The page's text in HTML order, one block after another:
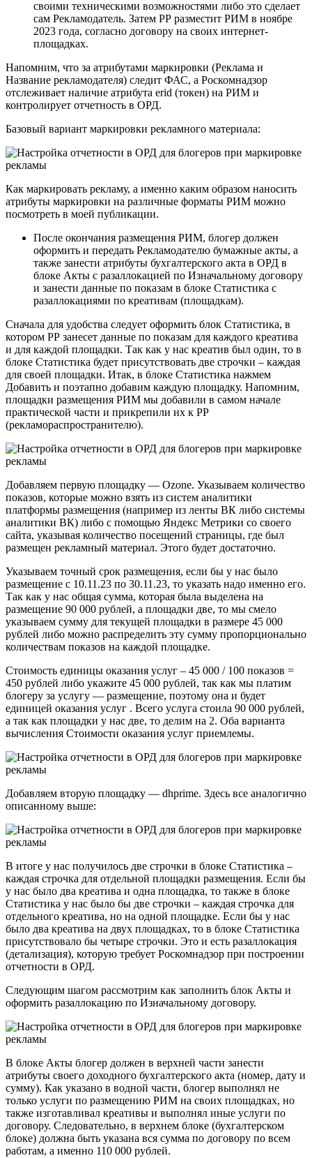
своими техническими возможностями либо это сделает
сам Рекламодатель. Затем РР разместит РИМ в ноябре
2023 года, согласно договору на своих интернет-
площадках.
Напомним, что за атрибутами маркировки (Реклама и
Название рекламодателя) следит ФАС, а Роскомнадзор
отслеживает наличие атрибута erid (токен) на РИМ и
контролирует отчетность в ОРД.
Базовый вариант маркировки рекламного материала:
Как маркировать рекламу, а именно каким образом наносить
атрибуты маркировки на различные форматы РИМ можно
посмотреть в моей публикации.
После окончания размещения РИМ, блогер должен
оформить и передать Рекламодателю бумажные акты, а
также занести атрибуты бухгалтерского акта в ОРД в
блоке Акты с разаллокацией по Изначальному договору
и занести данные по показам в блоке Статистика с
разаллокациями по креативам (площадкам).
Сначала для удобства следует оформить блок Статистика, в
котором РР занесет данные по показам для каждого креатива
и для каждой площадки. Так как у нас креатив был один, то в
блоке Статистика будет присутствовать две строчки – каждая
для своей площадки. Итак, в блоке Статистика нажмем
Добавить и поэтапно добавим каждую площадку. Напомним,
площадки размещения РИМ мы добавили в самом начале
практической части и прикрепили их к РР
(рекламораспространителю).
Добавляем первую площадку — Ozone. Указываем количество
показов, которые можно взять из систем аналитики
платформы размещения (например из ленты ВК либо системы
аналитики ВК) либо с помощью Яндекс Метрики со своего
сайта, указывая количество посещений страницы, где был
размещен рекламный материал. Этого будет достаточно.
Указываем точный срок размещения, если бы у нас было
размещение с 10.11.23 по 30.11.23, то указать надо именно его.
Так как у нас общая сумма, которая была выделена на
размещение 90 000 рублей, а площадки две, то мы смело
указываем сумму для текущей площадки в размере 45 000
рублей либо можно распределить эту сумму пропорционально
количествам показов на каждой площадке.
Стоимость единицы оказания услуг – 45 000 / 100 показов =
450 рублей либо укажите 45 000 рублей, так как мы платим
блогеру за услугу — размещение, поэтому она и будет
единицей оказания услуг . Всего услуга стоила 90 000 рублей,
а так как площадки у нас две, то делим на 2. Оба варианта
вычисления Стоимости оказания услуг приемлемы.
Добавляем вторую площадку — dhprime. Здесь все аналогично
описанному выше:
В итоге у нас получилось две строчки в блоке Статистика –
каждая строчка для отдельной площадки размещения. Если бы
у нас было два креатива и одна площадка, то также в блоке
Статистика у нас было бы две строчки – каждая строчка для
отдельного креатива, но на одной площадке. Если бы у нас
было два креатива на двух площадках, то в блоке Статистика
присутствовало бы четыре строчки. Это и есть разаллокация
(детализация), которую требует Роскомнадзор при построении
отчетности в ОРД.
Следующим шагом рассмотрим как заполнить блок Акты и
оформить разаллокацию по Изначальному договору.
В блоке Акты блогер должен в верхней части занести
атрибуты своего доходного бухгалтерского акта (номер, дату и
сумму). Как указано в водной части, блогер выполнял не
только услуги по размещению РИМ на своих площадках, но
также изготавливал креативы и выполнял иные услуги по
договору. Следовательно, в верхнем блоке (бухгалтерском
блоке) должна быть указана вся сумма по договору по всем
работам, а именно 110 000 рублей.